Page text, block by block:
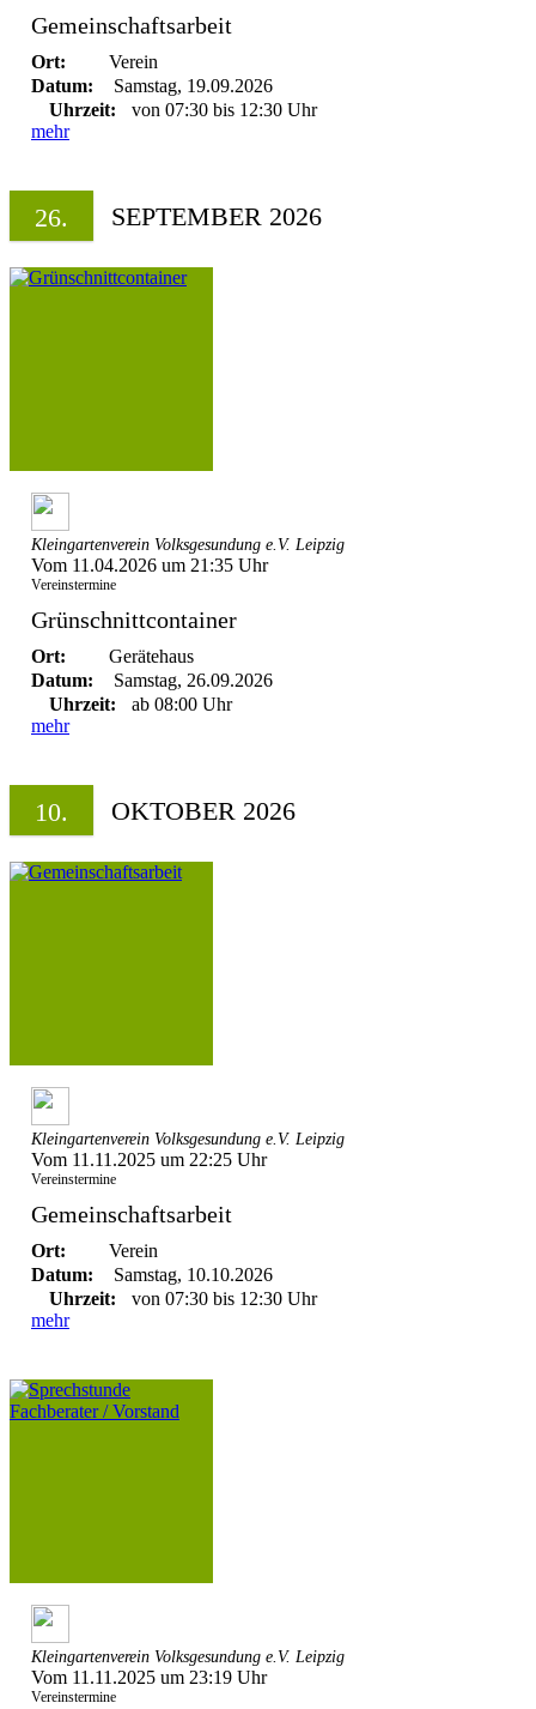
Gemeinschaftsarbeit
Ort:
Verein
Datum:
Samstag, 19.09.2026
Uhrzeit:
von 07:30 bis 12:30 Uhr
mehr
26. SEPTEMBER 2026
Kleingartenverein Volksgesundung e.V. Leipzig
Vom 11.04.2026 um 21:35 Uhr
Vereinstermine
Grünschnittcontainer
Ort:
Gerätehaus
Datum:
Samstag, 26.09.2026
Uhrzeit:
ab 08:00 Uhr
mehr
10. OKTOBER 2026
Kleingartenverein Volksgesundung e.V. Leipzig
Vom 11.11.2025 um 22:25 Uhr
Vereinstermine
Gemeinschaftsarbeit
Ort:
Verein
Datum:
Samstag, 10.10.2026
Uhrzeit:
von 07:30 bis 12:30 Uhr
mehr
Kleingartenverein Volksgesundung e.V. Leipzig
Vom 11.11.2025 um 23:19 Uhr
Vereinstermine